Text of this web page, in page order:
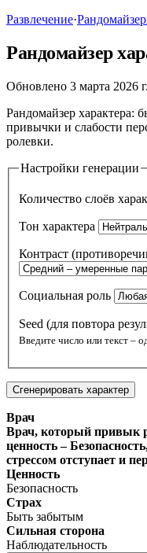
Развлечение·
Рандомайзер
Обновлено 3 марта 2026 г.
Рандомайзер характера:
привычки и слабости
ролевки.
Настройки генерации
Количество слоёв
Тон характера
Контраст
Социальная роль
Seed (для повтора
Введите число или текст –
Сгенерировать характер
Врач
Врач, который привык
ценность –
стрессом отступает и
Ценность
Безопасность
Страх
Быть забытым
Сильная сторона
Наблюдательность